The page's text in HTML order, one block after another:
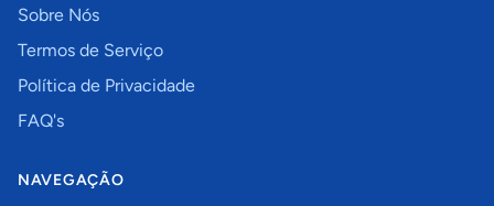
Sobre Nós
Termos de Serviço
Política de Privacidade
FAQ's
NAVEGAÇÃO